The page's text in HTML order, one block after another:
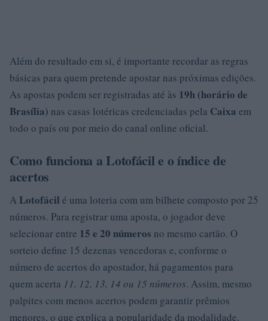
Além do resultado em si, é importante recordar as regras
básicas para quem pretende apostar nas próximas edições.
As apostas podem ser registradas até às 19h (horário de
Brasília) nas casas lotéricas credenciadas pela Caixa em
todo o país ou por meio do canal online oficial.
Como funciona a Lotofácil e o índice de
acertos
A Lotofácil é uma loteria com um bilhete composto por 25
números. Para registrar uma aposta, o jogador deve
selecionar entre 15 e 20 números no mesmo cartão. O
sorteio define 15 dezenas vencedoras e, conforme o
número de acertos do apostador, há pagamentos para
quem acerta 11, 12, 13, 14 ou 15 números. Assim, mesmo
palpites com menos acertos podem garantir prêmios
menores, o que explica a popularidade da modalidade.